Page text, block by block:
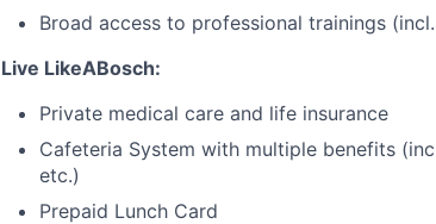
Broad access to professional trainings
Live LikeABosch:
Private medical care and life insurance
Cafeteria System with multiple benefits
etc.)
Prepaid Lunch Card